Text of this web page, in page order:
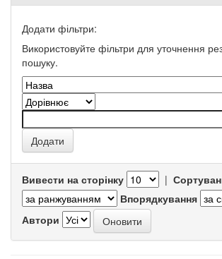
Додати фільтри:
Використовуйте фільтри для уточнення
пошуку.
Вивести на сторінку |
Впорядкування
Автори